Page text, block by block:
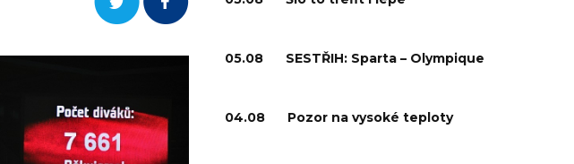
05.08 SESTŘIH: Sparta – Olympique
04.08 Pozor na vysoké teploty